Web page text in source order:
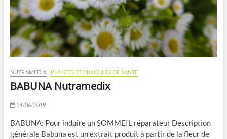
NUTRAMEDIX PLANTES ET PRODUITS DE SANTE
BABUNA Nutramedix
14/06/2019
BABUNA: Pour induire un SOMMEIL réparateur Description
générale Babuna est un extrait produit à partir de la fleur de